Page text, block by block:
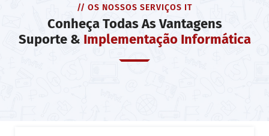
// OS NOSSOS SERVIÇOS IT
Conheça Todas As Vantagens
Suporte & Implementação Informática